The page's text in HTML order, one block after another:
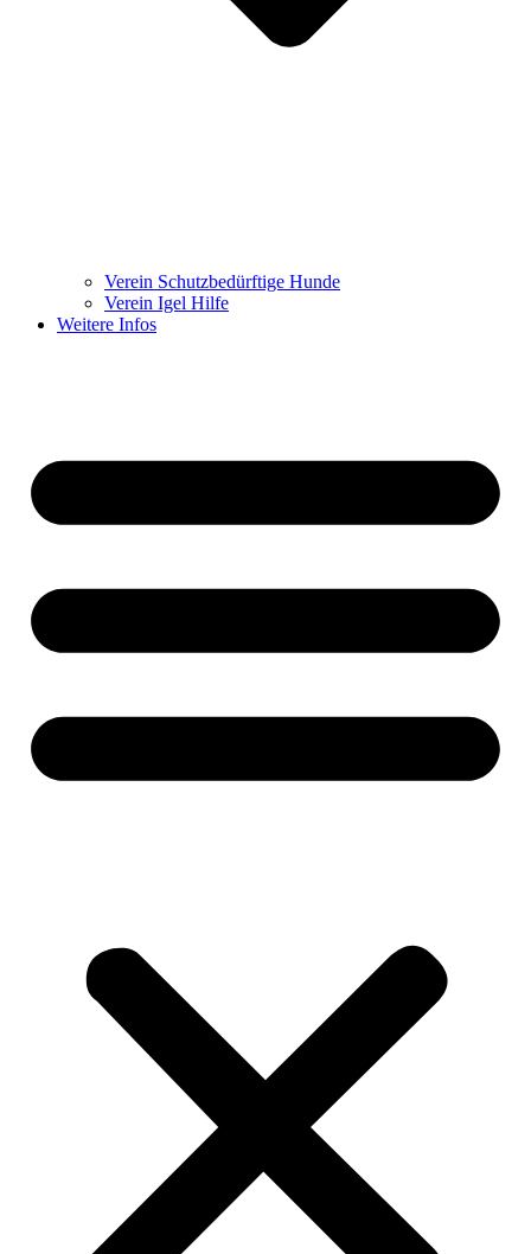
Verein Schutzbedürftige Hunde
Verein Igel Hilfe
Weitere Infos